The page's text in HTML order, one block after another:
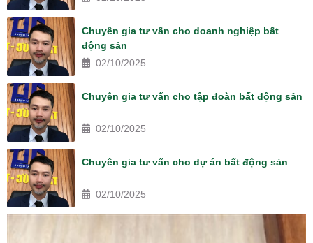
Chuyên gia tư vấn cho doanh nghiệp bất
động sản
02/10/2025
Chuyên gia tư vấn cho tập đoàn bất động sản
02/10/2025
Chuyên gia tư vấn cho dự án bất động sản
02/10/2025